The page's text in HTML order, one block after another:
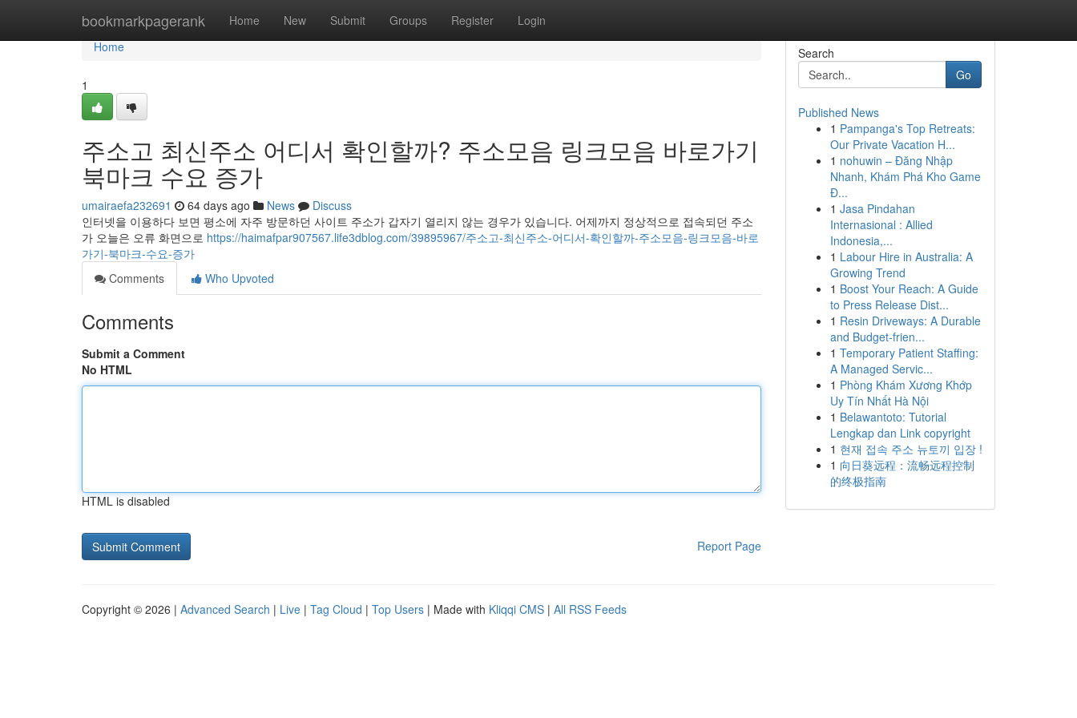
bookmarkpagerank Home New Submit Groups Register Login
Home
Home
1
주소고 최신주소 어디서 확인할까? 주소모음 링크모음 바로가기
북마크 수요 증가
umairaefa232691 64 days ago News
Discuss
인터넷을 이용하다 보면 평소에 자주 방문하던 사이트 주소가 갑자기 열리지 않는 경우가 있습니다. 어제까지 정상적으로 접속되던 주소
가 오늘은 오류 화면으로 https://haimafpar907567.life3dblog.com/39895967/주소고-최신주소-어디서-확인할까-주소모음-링크모음-바로
가기-북마크-수요-증가
Comments
Who Upvoted
Comments
Submit a Comment
No HTML
HTML is disabled
Report Page
Search
Go
Published News
1 Pampanga's Top Retreats:
Our Private Vacation H...
1 nohuwin – Đăng Nhập
Nhanh, Khám Phá Kho Game
Đ...
1 Jasa Pindahan
Internasional : Allied
Indonesia,...
1 Labour Hire in Australia: A
Growing Trend
1 Boost Your Reach: A Guide
to Press Release Dist...
1 Resin Driveways: A Durable
and Budget-frien...
1 Temporary Patient Staffing:
A Managed Servic...
1 Phòng Khám Xương Khớp
Uy Tín Nhất Hà Nội
1 Belawantoto: Tutorial
Lengkap dan Link copyright
1 현재 접속 주소 뉴토끼 입장 !
1 向日葵远程：流畅远程控制
的终极指南
Copyright © 2026 | Advanced Search | Live | Tag Cloud | Top Users | Made with Kliqqi CMS | All RSS Feeds